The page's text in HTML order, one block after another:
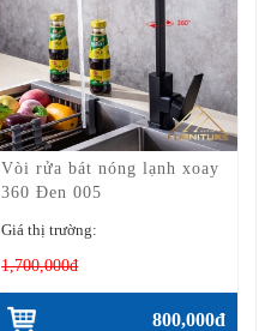
Vòi rửa bát nóng lạnh xoay
360 Đen 005
Giá thị trường:
1,700,000đ
800,000đ